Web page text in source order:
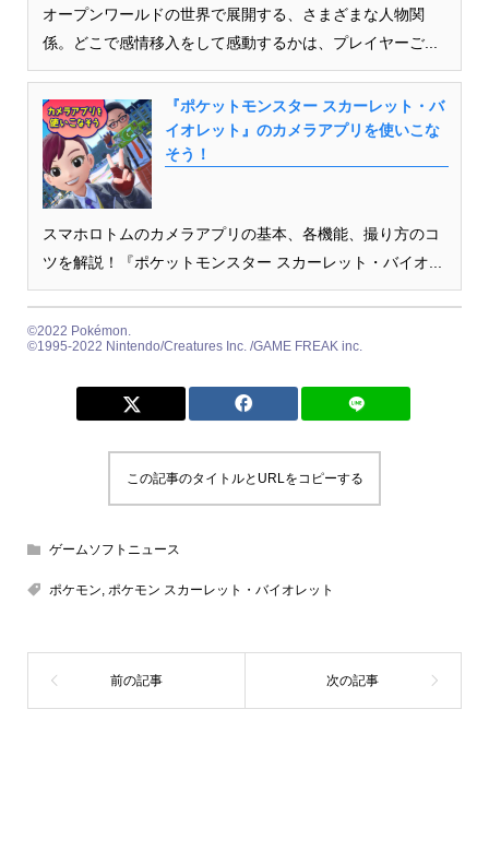
オープンワールドの世界で展開する、さまざまな人物関
係。どこで感情移入をして感動するかは、プレイヤーご...
『ポケットモンスター スカーレット・バ
イオレット』のカメラアプリを使いこな
そう！
スマホロトムのカメラアプリの基本、各機能、撮り方のコ
ツを解説！『ポケットモンスター スカーレット・バイオ...
©2022 Pokémon.
©1995-2022 Nintendo/Creatures Inc. /GAME FREAK inc.
この記事のタイトルとURLをコピーする
ゲームソフトニュース
ポケモン, ポケモン スカーレット・バイオレット